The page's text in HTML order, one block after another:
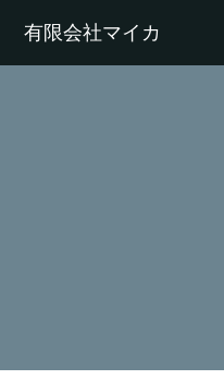
有限会社マイカ